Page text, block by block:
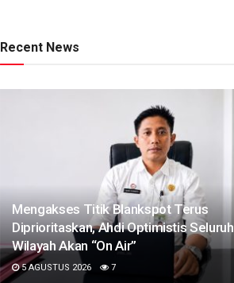
Recent News
Mengakses Titik Blankspot Terus
Diprioritaskan, Ahdi Optimistis Seluruh
Wilayah Akan “On Air”
5 AGUSTUS 2026 7